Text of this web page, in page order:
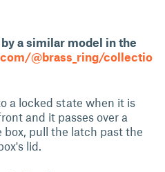
a similar model in the
@brass_ring/collectio
a locked state when it is
and it passes over a
pull the latch past the
lid.